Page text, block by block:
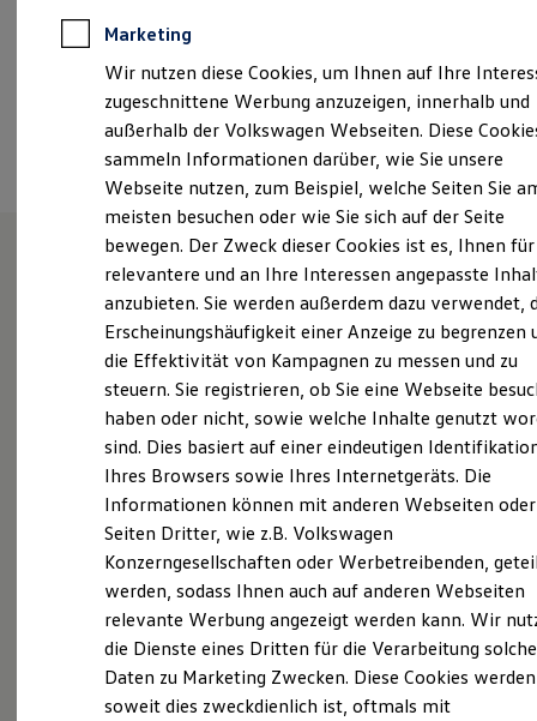
Sommer-Special
Reparatur, Pflege & Inspektion
Servicetermin anfragen
Service-Vorteile bei Volkswagen Nutzfahrzeuge
Economy Service
Räder & Reifen Service
Ersatzfahrzeuge
Notdienst und Pannenhilfe
Software, Konnektivität & Apps
California App
VW Connect für Ihren ID. Buzz
VW Connect für Ihren Transporter/Caravelle
VW Connect für Ihren Amarok
VW Connect für andere Modelle
Connect Pro
Fleet Interface Data
Multistop Pathfinder
Übersicht Software Updates
Hilfreiches für Besitzer
Fahrerassistenz- und Sicherheitssysteme
Kontrollleuchten
Kurzfahrprofile und Ölverdünnung
Batterieverordnung
XTL-Dieselkraftstoff
Ersatzteile und Betriebsflüssigkeiten
Original Zubehör und Lifestyle Produkte
myVolkswagen Business
Elektrisch & Autonom
Elektro - & Hybridfahrzeuge
Ansprechpartner
Termin vereinbaren
Herzlich Willkommen im
Autohaus Kühne in Herzberg.
Die KÜHNE Autohäuser blicken wahrlich auf eine
lange Tradition zurück. In den 1930er-Jahren
gegründet ist der kleine Betrieb von einst zwar
immer noch in Familienhand, aber längst kein
unbedeutendes Unternehmen mehr am Automobil-
Markt. Erfahren Sie hier, wer wir sind, wie Sie uns
erreichen können und welche Leistungen wir Ihnen
bieten. Lernen Sie unser Team kennen und lassen Sie
sich von unserem Routenplaner den Weg zu uns
zeigen. Wir freuen uns auf Ihren Besuch.
Marketing
Wir nutzen diese Cookies, um Ihnen auf Ihre
zugeschnittene Werbung anzuzeigen, innerhalb und
außerhalb der Volkswagen Webseiten. Diese
sammeln Informationen darüber, wie Sie unsere
Webseite nutzen, zum Beispiel, welche Seiten Sie
meisten besuchen oder wie Sie sich auf der Seite
bewegen. Der Zweck dieser Cookies ist es, Ihnen für
relevantere und an Ihre Interessen angepasste
anzubieten. Sie werden außerdem dazu verwendet,
Erscheinungshäufigkeit einer Anzeige zu begrenzen
die Effektivität von Kampagnen zu messen und zu
steuern. Sie registrieren, ob Sie eine Webseite
haben oder nicht, sowie welche Inhalte genutzt
sind. Dies basiert auf einer eindeutigen
Ihres Browsers sowie Ihres Internetgeräts. Die
Informationen können mit anderen Webseiten oder
Seiten Dritter, wie z.B. Volkswagen
Konzerngesellschaften oder Werbetreibenden,
werden, sodass Ihnen auch auf anderen Webseiten
relevante Werbung angezeigt werden kann. Wir
die Dienste eines Dritten für die Verarbeitung
Daten zu Marketing Zwecken. Diese Cookies
soweit dies zweckdienlich ist, oftmals mit